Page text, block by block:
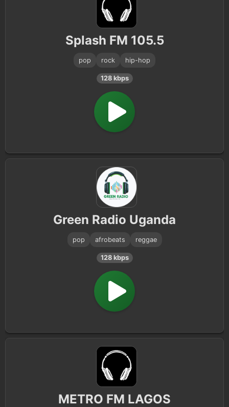
Splash FM 105.5
pop rock hip-hop
128 kbps
Green Radio Uganda
pop afrobeats reggae
128 kbps
METRO FM LAGOS